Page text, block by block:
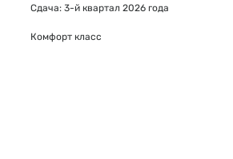
Сдача: 3-й квартал 2026 года
Комфорт класс